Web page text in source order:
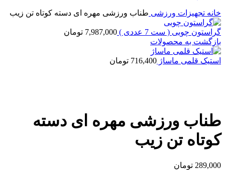
خانه تجهیزات ورزشی طناب ورزشی مهره ای دسته کوتاه تن زیب
گراستون چوبی ( ست 7 عددی ) 7,987,000 تومان
بازگشت به محصولات
استیک قلمی ماساژ 716,400 تومان
طناب ورزشی مهره ای دسته
کوتاه تن زیب
289,000 تومان